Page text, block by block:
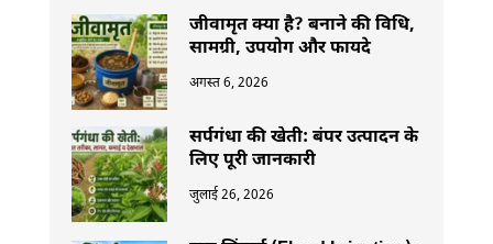
जीवामृत क्या है? बनाने की विधि,
सामग्री, उपयोग और फायदे
अगस्त 6, 2026
सर्पगंधा की खेती: बंपर उत्पादन के
लिए पूरी जानकारी
जुलाई 26, 2026